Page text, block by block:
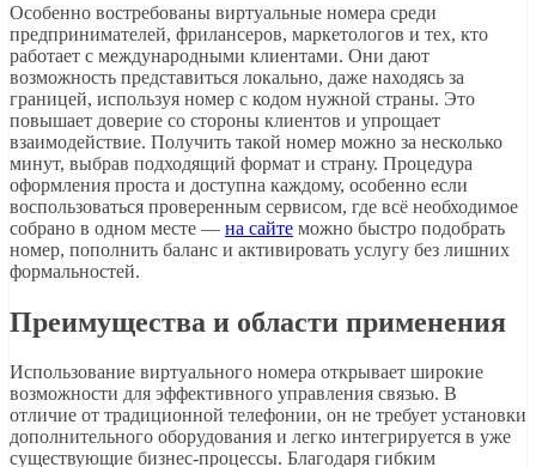
Особенно востребованы виртуальные номера среди
предпринимателей, фрилансеров, маркетологов и тех, кто
работает с международными клиентами. Они дают
возможность представиться локально, даже находясь за
границей, используя номер с кодом нужной страны. Это
повышает доверие со стороны клиентов и упрощает
взаимодействие. Получить такой номер можно за несколько
минут, выбрав подходящий формат и страну. Процедура
оформления проста и доступна каждому, особенно если
воспользоваться проверенным сервисом, где всё необходимое
собрано в одном месте — на сайте можно быстро подобрать
номер, пополнить баланс и активировать услугу без лишних
формальностей.
Преимущества и области применения
Использование виртуального номера открывает широкие
возможности для эффективного управления связью. В
отличие от традиционной телефонии, он не требует установки
дополнительного оборудования и легко интегрируется в уже
существующие бизнес-процессы. Благодаря гибким